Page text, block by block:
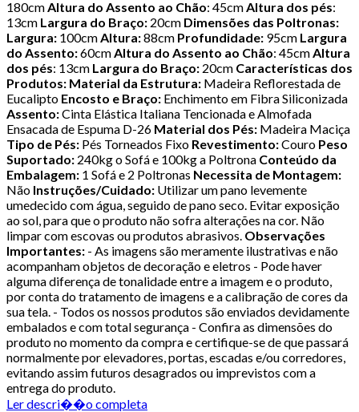
180cmAltura do Assento ao Chão: 45cmAltura dos pés:
13cm Largura do Braço: 20cm Dimensões das Poltronas:
Largura: 100cmAltura:88cm Profundidade: 95cm Largura
do Assento:60cmAltura do Assento ao Chão: 45cmAltura
dos pés: 13cm Largura do Braço: 20cm Características dos
Produtos: Material da Estrutura: Madeira Reflorestada de
Eucalipto Encosto e Braço: Enchimento em Fibra Siliconizada
Assento:Cinta Elástica Italiana Tencionada e Almofada
Ensacada de Espuma D-26 Material dos Pés: Madeira Maciça
Tipo de Pés: Pés Torneados Fixo Revestimento:Couro Peso
Suportado: 240kg o Sofá e 100kg a Poltrona Conteúdo da
Embalagem: 1 Sofá e 2 Poltronas Necessita de Montagem:
Não Instruções/Cuidado: Utilizar um pano levemente
umedecido com água, seguido de pano seco. Evitar exposição
ao sol, para que o produto não sofra alterações na cor. Não
limpar com escovas ou produtos abrasivos. Observações
Importantes: - As imagens são meramente ilustrativas e não
acompanham objetos de decoração e eletros - Pode haver
alguma diferença de tonalidade entre a imagem e o produto,
por conta do tratamento de imagens e a calibração de cores da
sua tela. - Todos os nossos produtos são enviados devidamente
embalados e com total segurança - Confira as dimensões do
produto no momento da compra e certifique-se de que passará
normalmente por elevadores, portas, escadas e/ou corredores,
evitando assim futuros desagrados ou imprevistos com a
entrega do produto.
Ler descri��o completa